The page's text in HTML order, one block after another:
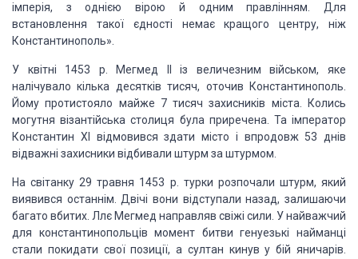
імперія, з однією вірою й одним правлінням. Для
встановлення такої єдності немає кращого центру, ніж
Константинополь».
У квітні 1453 р. Мегмед II із величезним військом, яке
налічувало кілька десятків тисяч, оточив Константинополь.
Йому протистояло майже 7 тисяч захисників міста. Колись
могутня візантійська столиця була приречена. Та імператор
Константин XI відмовився здати місто і впродовж 53 днів
відважні захисники відбивали штурм за штурмом.
На світанку 29 травня 1453 р. турки розпочали штурм, який
виявився останнім. Двічі вони відступали назад, залишаючи
багато вбитих. Ллє Мегмед направляв свіжі сили. У найважчий
для константинопольців момент битви генуезькі найманці
стали покидати свої позиції, а султан кинув у бій яничарів.